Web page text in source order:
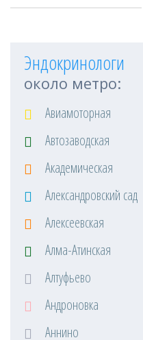
Эндокринологи
около метро:
Авиамоторная
Автозаводская
Академическая
Александровский сад
Алексеевская
Алма-Атинская
Алтуфьево
Андроновка
Аннино